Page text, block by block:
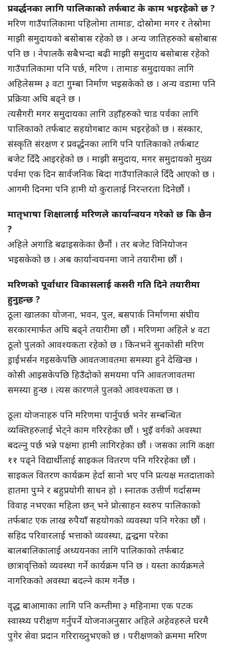
प्रवर्द्धनका लागि पालिकाको तर्फबाट के काम भइरहेको छ ?
मरिण गाउँपालिकामा पहिलोमा तामाङ, दोस्रोमा मगर र तेस्रोमा
माझी समुदायको बसोबास रहेको छ । अन्य जातिहरुको बसोबास
पनि छ । नेपालकै सबैभन्दा बढी माझी समुदाय बसोबास रहेको
गाउँपालिकामा पनि पर्छ, मरिण । तामाङ समुदायका लागि
अहिलेसम्म ३ वटा गुम्बा निर्माण भइसकेको छ । अन्य वडामा पनि
प्रक्रिया अघि बढ्ने छ ।
त्यसैगरी मगर समुदायका लागि उहाँहरुको चाड पर्वका लागि
पालिकाको तर्फबाट सहयोगबाट काम भइरहेको छ । संस्कार,
संस्कृति संरक्षण र प्रवर्द्धनका लागि पनि पालिकाको तर्फबाट
बजेट दिँदै आइरहेको छ । माझी समुदाय, मगर समुदायको मुख्य
पर्वमा एक दिन सार्वजनिक बिदा गाउँपालिकाले दिँदै आएको छ ।
आगमी दिनमा पनि हामी यो कुरालाई निरन्तरता दिनेछौं ।
मातृभाषा शिक्षालाई मरिणले कार्यान्वयन गरेको छ कि छैन
?
अहिले अगाडि बढाइसकेका छैनौं । तर बजेट विनियोजन
भइसकेको छ । अब कार्यान्वयनमा जाने तयारीमा छौं ।
मरिणको पूर्वाधार विकासलाई कसरी गति दिने तयारीमा
हुनुहन्छ ?
ठूला खालका योजना, भवन, पुल, बसपार्क निर्माणमा संघीय
सरकारमार्फत अघि बढ्ने तयारीमा छौं । मरिणमा अहिले ४ वटा
ठूलो पुलको आवश्यकता रहेको छ । किनभने सुनकोसी मरिण
ड्राईभर्सन गइसकेपछि आवतजावतमा समस्या हुने देखिन्छ ।
कोसी आइसकेपछि हिउँदोको समयमा पनि आवतजावतमा
समस्या हुन्छ । त्यस कारणले पुलको आवश्यकता छ ।
ठूला योजनाहरु पनि मरिणमा पार्नुपर्छ भनेर सम्बन्धित
व्यक्तिहरुलाई भेट्ने काम गरिरहेका छौं । भुइँ वर्गको अवस्था
बदल्नु पर्छ भन्ने पक्षमा हामी लागिरहेका छौं । जसका लागि कक्षा
११ पढ्ने विद्यार्थीलाई साइकल वितरण पनि गरिरहेका छौं ।
साइकल वितरण कार्यक्रम हेर्दा सानो भए पनि प्रत्यक्ष मतदाताको
हातमा पुग्ने र बहुप्रयोगी साधन हो । स्नातक उत्तीर्ण गर्दासम्म
विवाह नभएका महिला छन् भने प्रोत्साहन स्वरुप पालिकाको
तर्फबाट एक लाख रुपैयाँ सहयोगको व्यवस्था पनि गरेका छौं ।
सहिद परिवारलाई भत्ताको व्यवस्था, द्वन्द्वमा परेका
बालबालिकालाई अध्ययनका लागि पालिकाको तर्फबाट
छात्रावृत्तिको व्यवस्था गर्ने कार्यक्रम पनि छ । यस्ता कार्यक्रमले
नागरिकको अवस्था बदल्ने काम गर्नेछ ।
वृद्ध बाआमाका लागि पनि कम्तीमा ३ महिनामा एक पटक
स्वास्थ्य परीक्षण गर्नुपर्ने योजनाअनुसार अहिले अहेवहरुले घरमै
पुगेर सेवा प्रदान गरिराख्नुभएको छ । परीक्षणको क्रममा मरिण